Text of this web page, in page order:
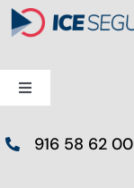
Saltar
al
contenido
Toggle
Alarmas
916 58 62 00